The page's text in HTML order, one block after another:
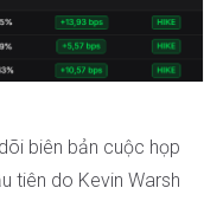
biên bản cuộc họp
tiên do Kevin Warsh